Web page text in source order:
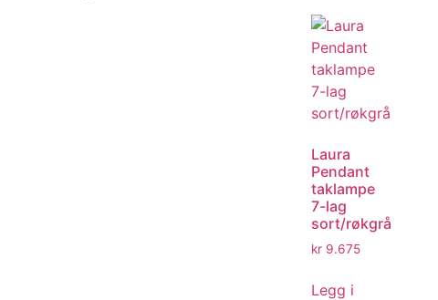
Laura
Pendant
taklampe
7-lag
sort/røkgrå
kr 9.675
Legg i